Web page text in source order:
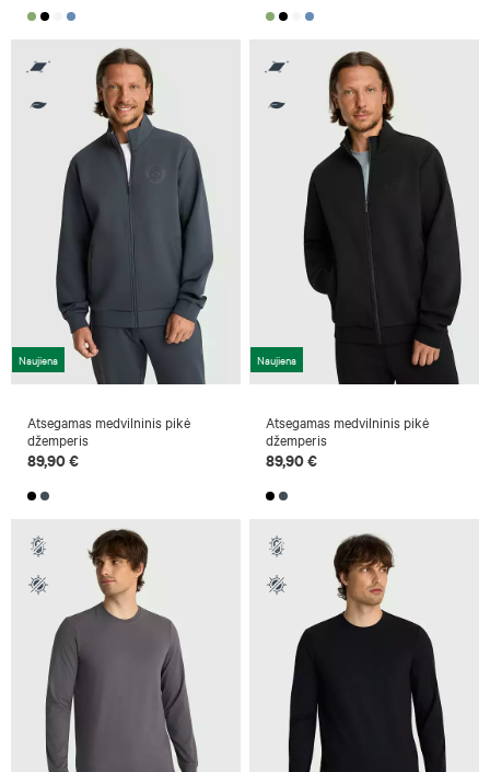
Naujiena
Atsegamas medvilninis pikė
džemperis
89,90 €
Naujiena
Atsegamas medvilninis pikė
džemperis
89,90 €